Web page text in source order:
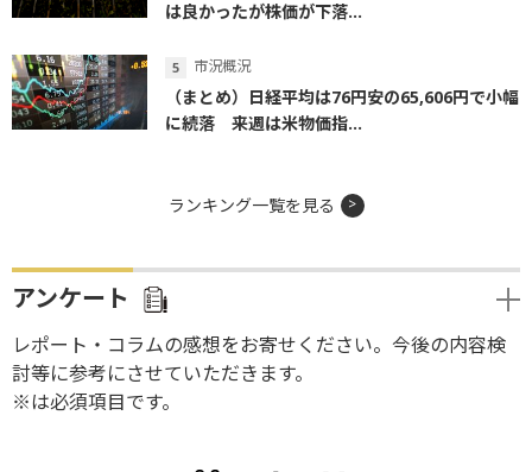
は良かったが株価が下落...
市況概況
（まとめ）日経平均は76円安の65,606円で小幅
に続落 来週は米物価指...
ランキング一覧を見る
アンケート
レポート・コラムの感想をお寄せください。今後の内容検
討等に参考にさせていただきます。
※は必須項目です。